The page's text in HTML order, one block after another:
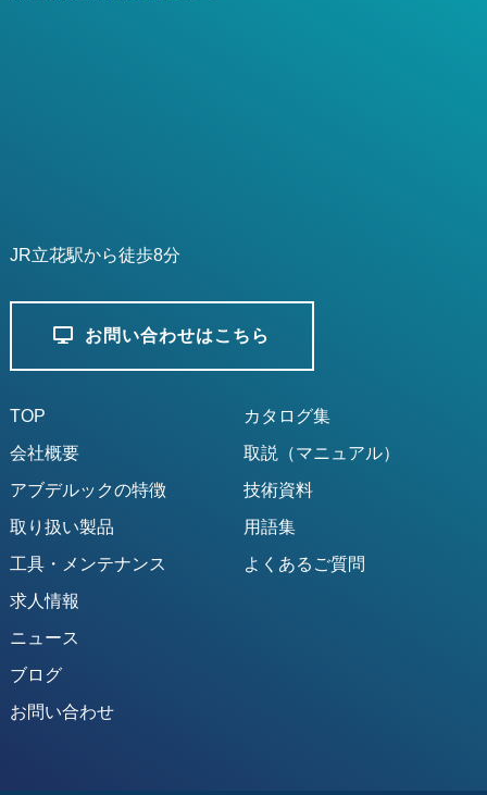
JR立花駅から徒歩8分
お問い合わせはこちら
TOP
会社概要
アブデルックの特徴
取り扱い製品
工具・メンテナンス
カタログ集
取説（マニュアル）
技術資料
用語集
よくあるご質問
求人情報
ニュース
ブログ
お問い合わせ